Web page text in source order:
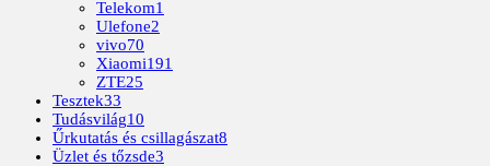
Telekom1
Ulefone2
vivo70
Xiaomi191
ZTE25
Tesztek33
Tudásvilág10
Űrkutatás és csillagászat8
Üzlet és tőzsde3